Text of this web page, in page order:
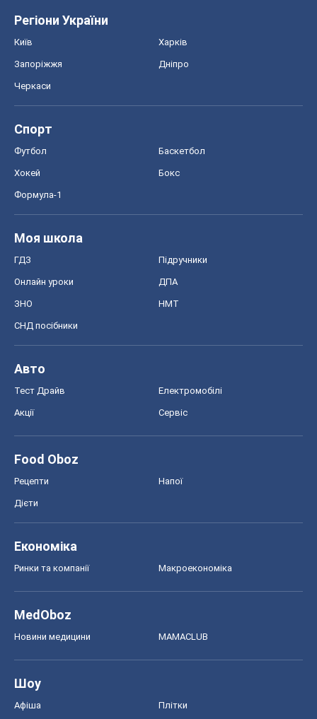
Регіони України
Київ Харків
Запоріжжя Дніпро
Черкаси
Спорт
Футбол Баскетбол
Хокей Бокс
Формула-1
Моя школа
ГДЗ Підручники
Онлайн уроки ДПА
ЗНО НМТ
СНД посібники
Авто
Тест Драйв Електромобілі
Акції Сервіс
Food Oboz
Рецепти Напої
Дієти
Економіка
Ринки та компанії Макроекономіка
MedOboz
Новини медицини MAMACLUB
Шоу
Афіша Плітки